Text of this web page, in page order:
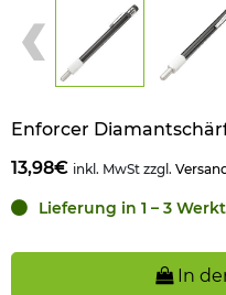
Enforcer
13,98€ inkl. MwSt zzgl. Versand
Lieferung in 1 – 3
In